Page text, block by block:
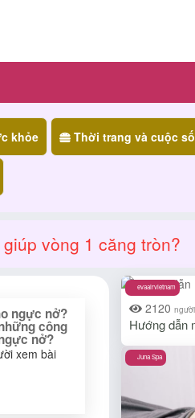
khỏe Thời trang và cuộc
vòng 1 căng tròn?
ngực nở?
công
nở?
xem bài
evaairvietnam
2120
Hướng dẫn
Juna Spa